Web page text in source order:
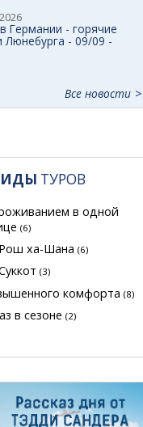
Германии - горячие
Люнебурга - 09/09 -
Все новости
ТУРОВ
в одной
(6)
ха-Шана (6)
(3)
комфорта (8)
в сезоне (2)